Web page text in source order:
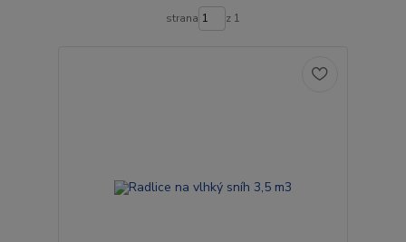
strana z 1